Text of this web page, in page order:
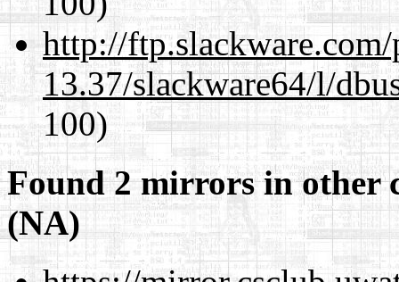
http://
13.37/slackware64/l/
100)
Found 2 mirrors in other
(NA)